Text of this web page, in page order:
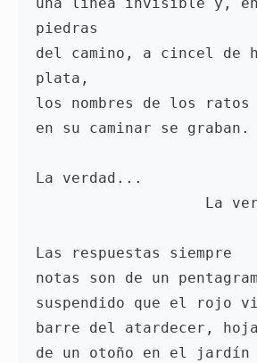
una línea invisible y,
piedras
del camino, a cincel de
plata,
los nombres de los ratos
en su caminar se graban.
La verdad...
Las respuestas siempre
notas son de un
suspendido que el rojo
barre del atardecer,
de un otoño en el jardín